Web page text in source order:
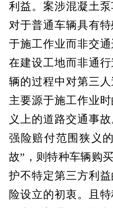
利益。案涉混凝土
对于普通车辆具有
于施工作业而非交
在建设工地而非通
辆的过程中对第三
主要源于施工作业
义上的道路交通事
强险赔付范围狭义
故”，则特种车辆购
护不特定第三方利
险设立的初衷。且